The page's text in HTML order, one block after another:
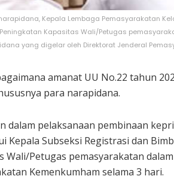
Kepala Lembaga Pemasyarakatan
Kapasitas Wali/Petugas
yang digelar oleh Direktorat Jenderal
amanat UU No.22 tahun
para narapidana.
pelaksanaan pembinaan
Kepala Subseksi Registrasi dan
Wali/Petugas pemasyarakatan
Kemenkumham selama 3 hari.